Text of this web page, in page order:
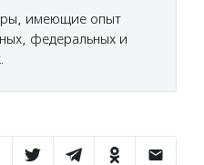
имеющие опыт
федеральных и